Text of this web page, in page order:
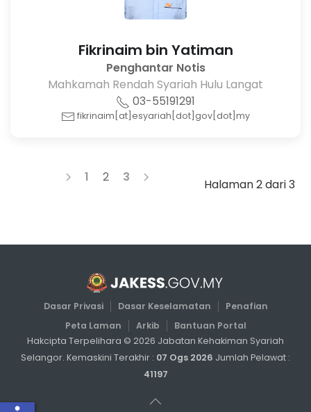
Fikrinaim bin Yatiman
Penghantar Notis
Mahkamah Rendah Syariah Hulu Langat
03-55191291
fikrinaim[at]esyariah[dot]gov[dot]my
Halaman 2 dari 3
1 2 3
Dasar Privasi Dasar Keselamatan
Penafian
Peta Laman
Arkib
Bantuan Portal
Hakcipta Terpelihara © 2026 Jabatan Kehakiman Syariah
Selangor. Kemaskini Terakhir : 07 Ogs 2026 Jumlah Pelawat :
41197